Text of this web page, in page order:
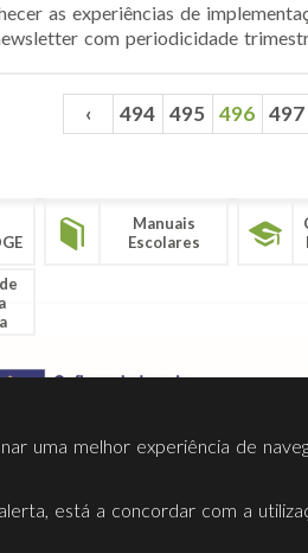
as experiências de
com periodicidade
‹ 494 495 496 497
Manuais
Escolares
Utilização Contactos
uma melhor experiência de
está a concordar com a